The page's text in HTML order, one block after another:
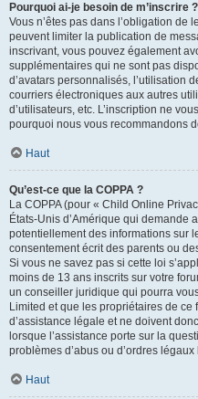
Pourquoi ai-je besoin de m’inscrire ?
Vous n’êtes pas dans l’obligation de
peuvent limiter la publication de
inscrivant, vous pouvez également
supplémentaires qui ne sont pas
d’avatars personnalisés, l’utilisation
courriers électroniques aux autres
d’utilisateurs, etc. L’inscription ne
pourquoi nous vous recommandons
Haut
Qu’est-ce que la COPPA ?
La COPPA (pour « Child Online
États-Unis d’Amérique qui demande
potentiellement des informations sur
consentement écrit des parents ou
Si vous ne savez pas si cette loi
moins de 13 ans inscrits sur votre
un conseiller juridique qui pourra
Limited et que les propriétaires de
d’assistance légale et ne doivent
lorsque l’assistance porte sur la
problèmes d’abus ou d’ordres
Haut